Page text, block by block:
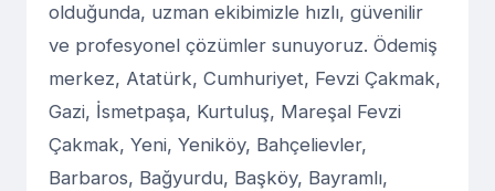
olduğunda, uzman ekibimizle hızlı, güvenilir
ve profesyonel çözümler sunuyoruz. Ödemiş
merkez, Atatürk, Cumhuriyet, Fevzi Çakmak,
Gazi, İsmetpaşa, Kurtuluş, Mareşal Fevzi
Çakmak, Yeni, Yeniköy, Bahçelievler,
Barbaros, Bağyurdu, Başköy, Bayramlı,